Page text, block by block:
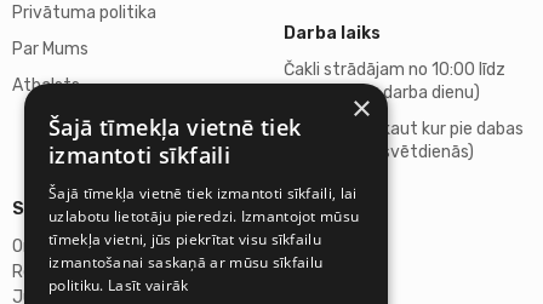
Privātuma politika
Par Mums
Atbalsts
Darba laiks
Čakli strādājam no 10:00 līdz
18:00 (katru darba dienu)
Atpūšamies kaut kur pie dabas
(sestdienās, svētdienās)
Sīkāka informācija
Omicron SIA
Reģ.Nr. 40103272028
Juridiskā adrese:
×
Šajā tīmekļa vietnē tiek
izmantoti sīkfaili
Šajā tīmekļa vietnē tiek izmantoti sīkfaili, lai
uzlabotu lietotāju pieredzi. Izmantojot mūsu
tīmekļa vietni, jūs piekrītat visu sīkfailu
izmantošanai saskaņā ar mūsu sīkfailu
politiku. Lasīt vairāk